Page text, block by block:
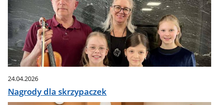
24.04.2026
Nagrody dla skrzypaczek